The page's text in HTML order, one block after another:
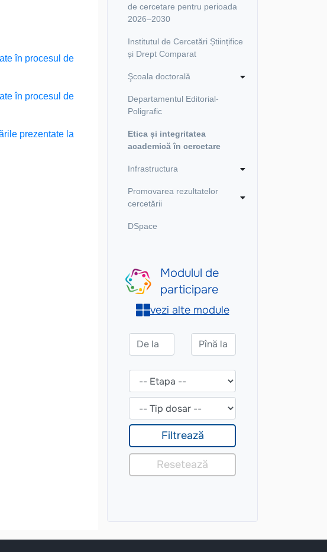
în procesul de
în procesul de
prezentate la
de cercetare pentru perioada
2026–2030
Institutul de Cercetări Științifice
și Drept Comparat
Şcoala doctorală
Departamentul Editorial-
Poligrafic
Etica și integritatea
academică în cercetare
Infrastructura
Promovarea rezultatelor
cercetării
DSpace